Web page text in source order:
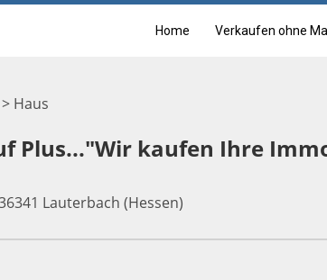
Home Verkaufen ohne
Haus
Plus..."Wir kaufen Ihre
Lauterbach (Hessen)